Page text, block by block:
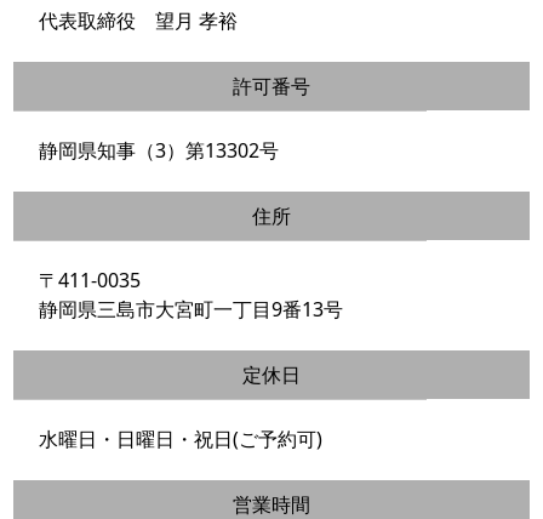
代表取締役 望月 孝裕
許可番号
静岡県知事（3）第13302号
住所
〒411-0035
静岡県三島市大宮町一丁目9番13号
定休日
水曜日・日曜日・祝日(ご予約可)
営業時間